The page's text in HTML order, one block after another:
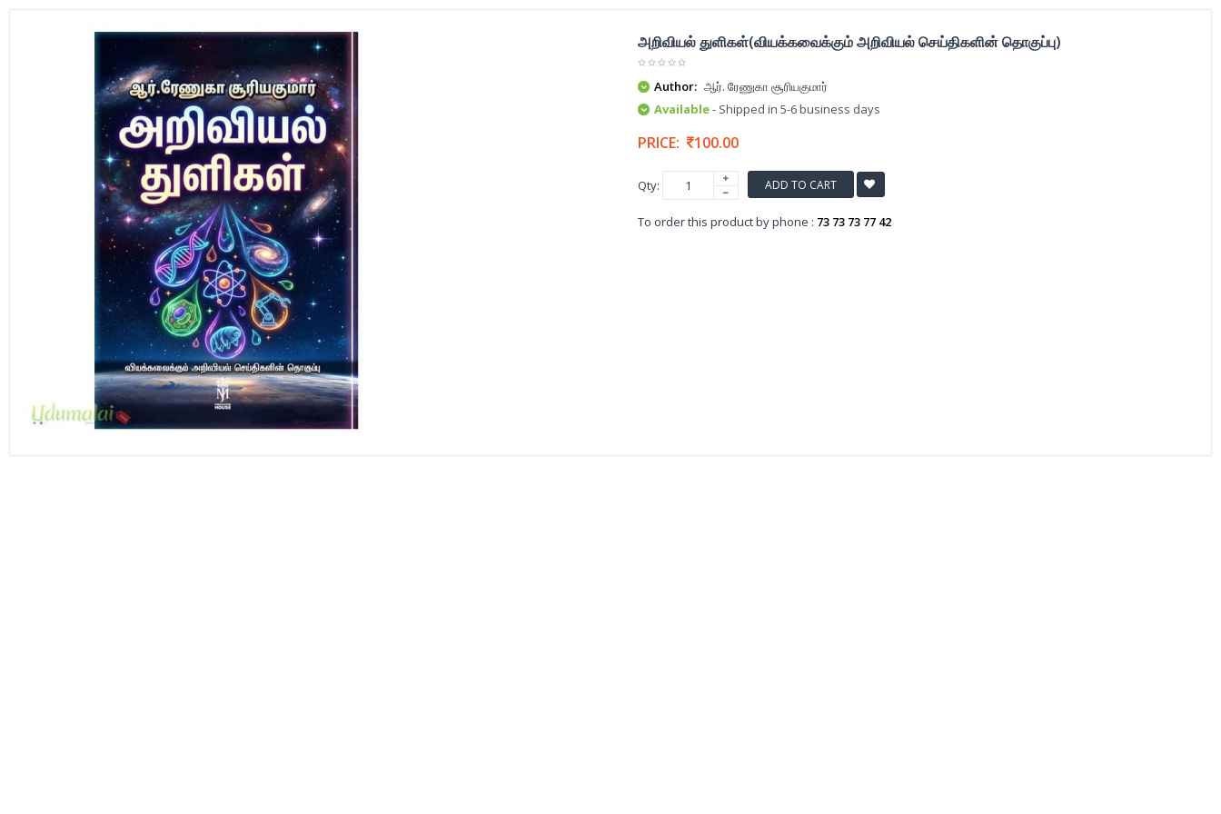
அறிவியல் துளிகள்(வியக்கவைக்கும் அறிவியல் செய்திகளின் தொகுப்பு)
Author: ஆர். ரேணுகா சூரியகுமார்
Available- Shipped in 5-6 business days
PRICE: 100.00
Qty: ADD TO CART
To order this product by phone : 73 73 73 77 42